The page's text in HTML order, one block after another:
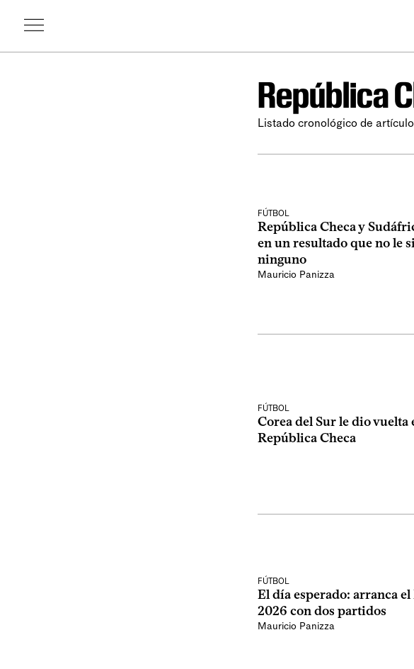
República
Listado cronológico de
FÚTBOL
República Checa y
en un resultado que no le
ninguno
Mauricio Panizza
FÚTBOL
Corea del Sur le dio vuelta
República Checa
FÚTBOL
El día esperado: arranca
2026 con dos partidos
Mauricio Panizza